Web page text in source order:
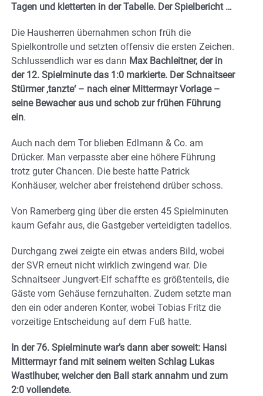
Tagen und kletterten in der Tabelle. Der Spielbericht …
Die Hausherren übernahmen schon früh die
Spielkontrolle und setzten offensiv die ersten Zeichen.
Schlussendlich war es dann Max Bachleitner, der in
der 12. Spielminute das 1:0 markierte. Der Schnaitseer
Stürmer ‚tanzte‘ – nach einer Mittermayr Vorlage –
seine Bewacher aus und schob zur frühen Führung
ein.
Auch nach dem Tor blieben Edlmann & Co. am
Drücker. Man verpasste aber eine höhere Führung
trotz guter Chancen. Die beste hatte Patrick
Konhäuser, welcher aber freistehend drüber schoss.
Von Ramerberg ging über die ersten 45 Spielminuten
kaum Gefahr aus, die Gastgeber verteidigten tadellos.
Durchgang zwei zeigte ein etwas anders Bild, wobei
der SVR erneut nicht wirklich zwingend war. Die
Schnaitseer Jungvert-Elf schaffte es größtenteils, die
Gäste vom Gehäuse fernzuhalten. Zudem setzte man
den ein oder anderen Konter, wobei Tobias Fritz die
vorzeitige Entscheidung auf dem Fuß hatte.
In der 76. Spielminute war’s dann aber soweit: Hansi
Mittermayr fand mit seinem weiten Schlag Lukas
Wastlhuber, welcher den Ball stark annahm und zum
2:0 vollendete.